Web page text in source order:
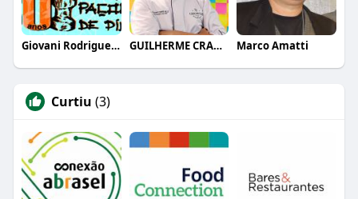
Giovani Rodrigues Junior GUILHERME CRAMER BALLE Marco Amatti
Curtiu (3)